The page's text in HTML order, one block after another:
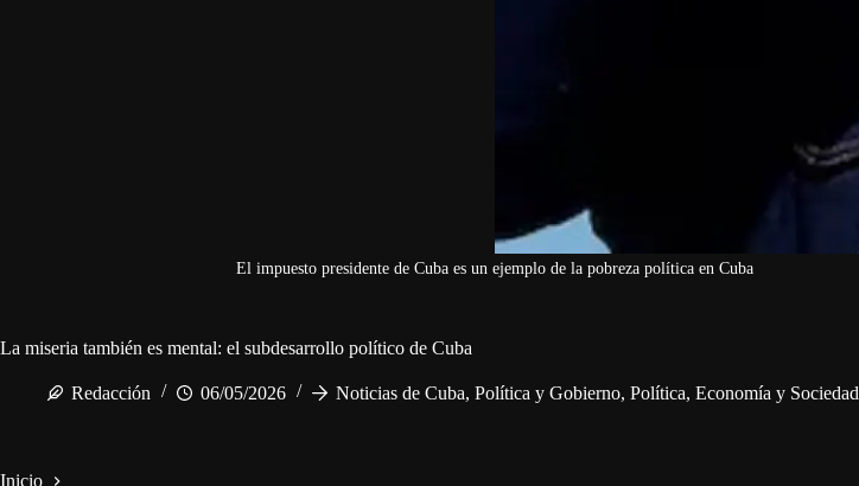
El impuesto presidente de Cuba es un ejemplo de la pobreza política en Cuba
La miseria también es mental: el subdesarrollo político de Cuba
Redacción 06/05/2026 Noticias de Cuba, Política y Gobierno, Política, Economía y Sociedad
Inicio